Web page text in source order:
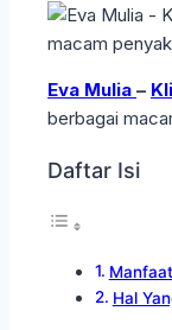
Eva Mulia –
berbagai
Daftar Isi
Hal